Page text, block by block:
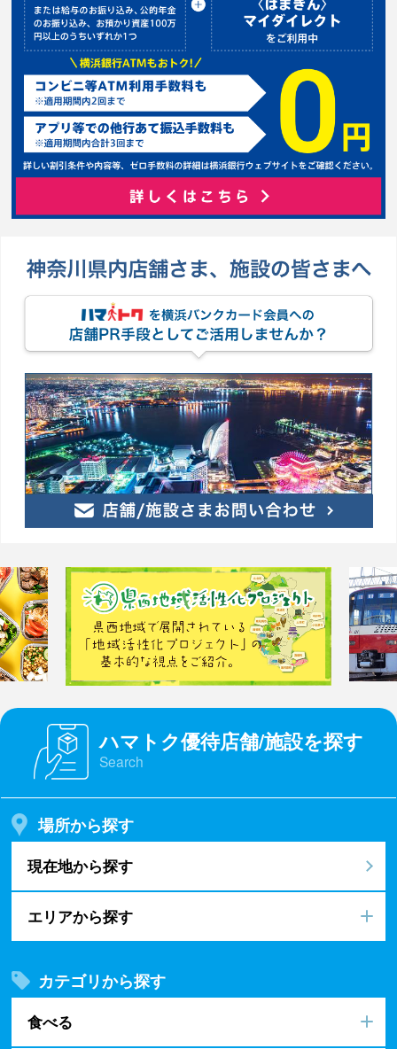
ハマトク優待店舗/施設を探す
Search
場所から探す
現在地から探す
エリアから探す
カテゴリから探す
食べる